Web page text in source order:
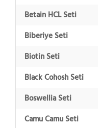
Betain HCL Seti
Biberiye Seti
Biotin Seti
Black Cohosh Seti
Boswellia Seti
Camu Camu Seti